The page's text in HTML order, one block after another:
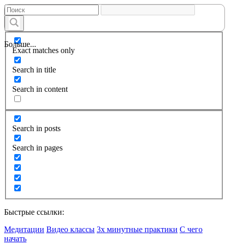
Больше...
Exact matches only
Search in title
Search in content
Search in posts
Search in pages
Быстрые ссылки:
Медитации Видео классы 3х минутные практики С чего
начать